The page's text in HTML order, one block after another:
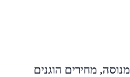
מחירים הוגנים